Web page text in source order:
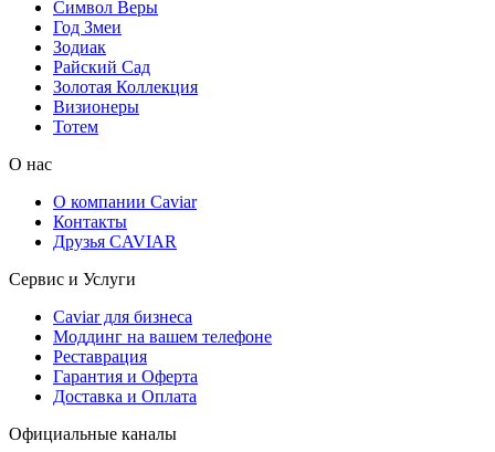
Символ Веры
Год Змеи
Зодиак
Райский Сад
Золотая Коллекция
Визионеры
Тотем
О нас
О компании Caviar
Контакты
Друзья CAVIAR
Сервис и Услуги
Caviar для бизнеса
Моддинг на вашем телефоне
Реставрация
Гарантия и Оферта
Доставка и Оплата
Официальные каналы